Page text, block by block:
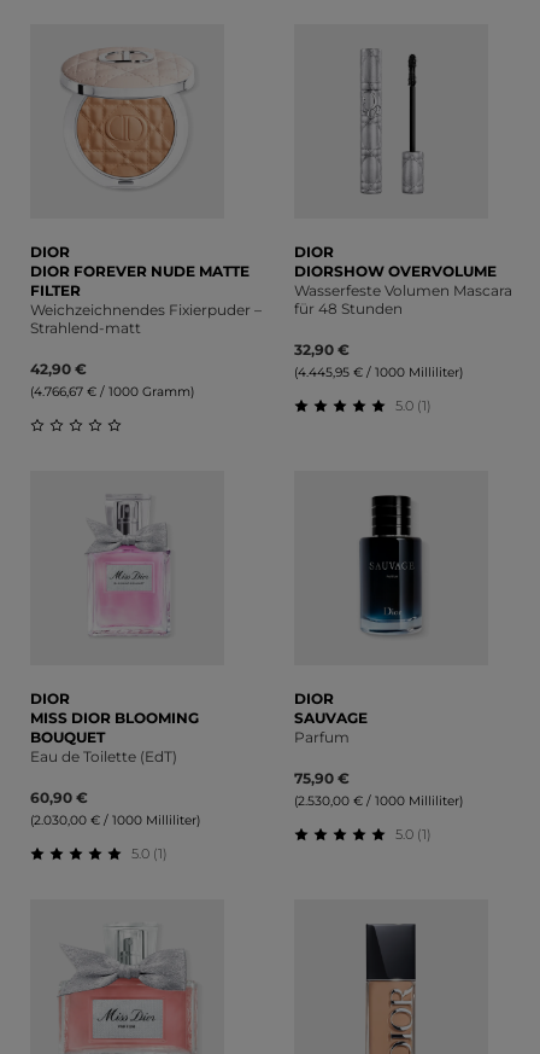
DIOR
DIOR FOREVER NUDE MATTE
FILTER
Weichzeichnendes Fixierpuder –
Strahlend-matt
42,90 €
(4.766,67 € / 1000 Gramm)
DIOR
DIORSHOW OVERVOLUME
Wasserfeste Volumen Mascara
für 48 Stunden
32,90 €
(4.445,95 € / 1000 Milliliter)
5.0 (1)
DIOR
MISS DIOR BLOOMING
BOUQUET
Eau de Toilette (EdT)
60,90 €
(2.030,00 € / 1000 Milliliter)
5.0 (1)
DIOR
SAUVAGE
Parfum
75,90 €
(2.530,00 € / 1000 Milliliter)
5.0 (1)